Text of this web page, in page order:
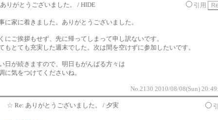
ありがとうございました。 / HIDE 引用
に家に着きました。ありがとうございました。
にご挨拶もせず、先に帰ってしまって申し訳ないです。
もとても充実した週末でした。次は間を空けずに参加したいです。
日が続きますので、明日もがんばる方々は
に気をつけてくださいね。
No.2130 2010/08/08(Sun)
☆ Re: ありがとうございました。 / 夕実